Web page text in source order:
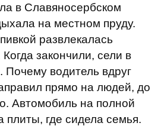
в Славяносербском
на местном пруду.
развлекалась
закончили, сели в
водитель вдруг
прямо на людей, до
Автомобиль на полной
плиты, где сидела семья.